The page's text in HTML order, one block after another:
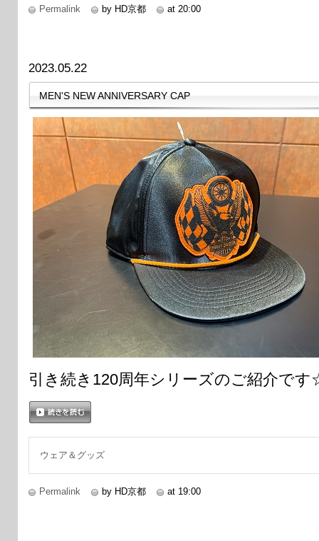
Permalink by HD京都 at 20:00
2023.05.22
MEN'S NEW ANNIVERSARY CAP
引き続き120周年シリーズのご紹介で
ウェア＆グッズ
Permalink by HD京都 at 19:00